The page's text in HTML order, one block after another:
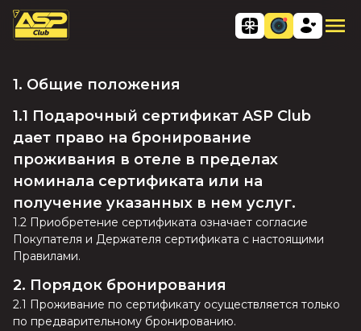
1. Общие положения
1.1 Подарочный сертификат ASP Club
дает право на бронирование
проживания в отеле в пределах
номинала сертификата или на
получение указанных в нем услуг.
1.2 Приобретение сертификата означает согласие
Покупателя и Держателя сертификата с настоящими
Правилами.
2. Порядок бронирования
2.1 Проживание по сертификату осуществляется только
по предварительному бронированию.